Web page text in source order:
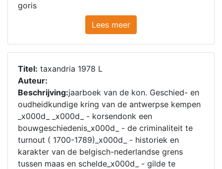
goris
Lees meer
Titel: taxandria 1978 L
Auteur:
Beschrijving:jaarboek van de kon. Geschied- en
oudheidkundige kring van de antwerpse kempen
_x000d_ _x000d_ - korsendonk een
bouwgeschiedenis_x000d_ - de criminaliteit te
turnout ( 1700-1789)_x000d_ - historiek en
karakter van de belgisch-nederlandse grens
tussen maas en schelde_x000d_ - gilde te